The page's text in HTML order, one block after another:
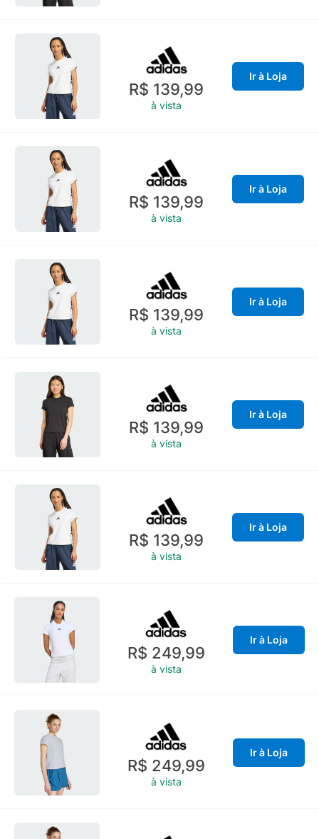
R$ 139,99
à vista
Ir à Loja
R$ 139,99
à vista
Ir à Loja
R$ 139,99
à vista
Ir à Loja
R$ 139,99
à vista
Ir à Loja
R$ 139,99
à vista
Ir à Loja
R$ 249,99
à vista
Ir à Loja
R$ 249,99
à vista
Ir à Loja